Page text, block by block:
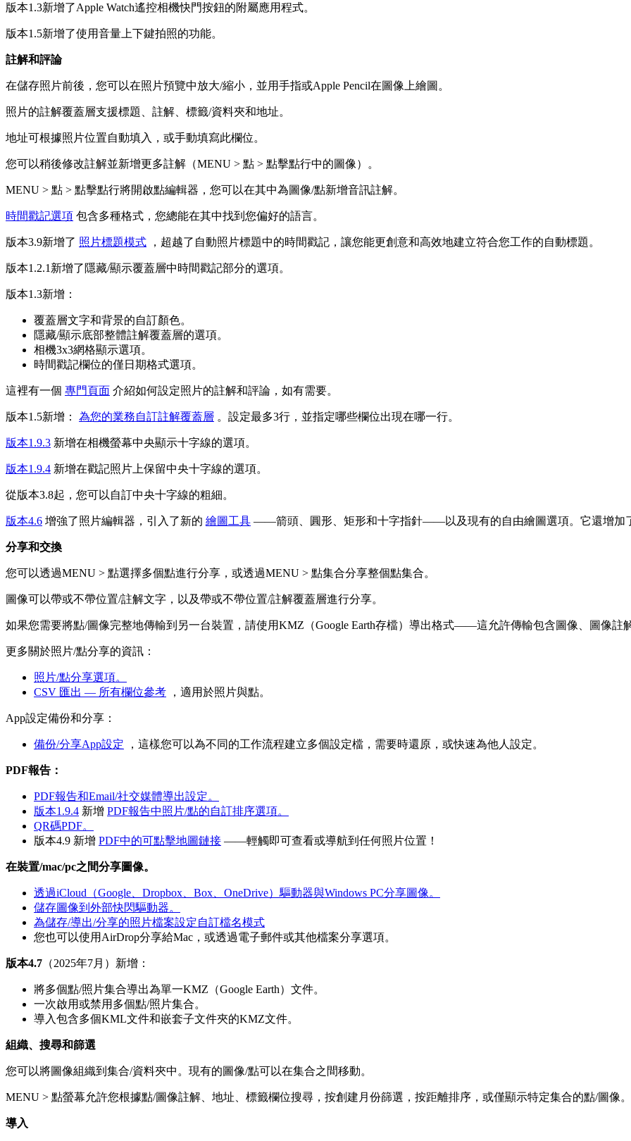
版本1.3新增了Apple Watch遙控相機快門按鈕的附屬應用程式。
版本1.5新增了使用音量上下鍵拍照的功能。
註解和評論
在儲存照片前後，您可以在照片預覽中放大/縮小，並用手指或Apple Pencil在圖像上繪圖。
照片的註解覆蓋層支援標題、註解、標籤/資料夾和地址。
地址可根據照片位置自動填入，或手動填寫此欄位。
您可以稍後修改註解並新增更多註解（MENU > 點 > 點擊點行中的圖像）。
MENU > 點 > 點擊點行將開啟點編輯器，您可以在其中為圖像/點新增音訊註解。
時間戳記選項 包含多種格式，您總能在其中找到您偏好的語言。
版本3.9新增了 照片標題模式 ，超越了自動照片標題中的時間戳記，讓您能更創意和高效地建立符合您工作的自動標題。
版本1.2.1新增了隱藏/顯示覆蓋層中時間戳記部分的選項。
版本1.3新增：
覆蓋層文字和背景的自訂顏色。
隱藏/顯示底部整體註解覆蓋層的選項。
相機3x3網格顯示選項。
時間戳記欄位的僅日期格式選項。
這裡有一個 專門頁面 介紹如何設定照片的註解和評論，如有需要。
版本1.5新增： 為您的業務自訂註解覆蓋層 。設定最多3行，並指定哪些欄位出現在哪一行。
版本1.9.3 新增在相機螢幕中央顯示十字線的選項。
版本1.9.4 新增在戳記照片上保留中央十字線的選項。
從版本3.8起，您可以自訂中央十字線的粗細。
版本4.6 增強了照片編輯器，引入了新的 繪圖工具 ——箭頭、圓形、矩形和十字指針——以及現有的自由繪圖選項。它還增加
分享和交換
您可以透過MENU > 點選擇多個點進行分享，或透過MENU > 點集合分享整個點集合。
圖像可以帶或不帶位置/註解文字，以及帶或不帶位置/註解覆蓋層進行分享。
如果您需要將點/圖像完整地傳輸到另一台裝置，請使用KMZ（Google Earth存檔）導出格式——這允許傳輸包含圖像、圖像註
更多關於照片/點分享的資訊：
照片/點分享選項。
CSV 匯出 — 所有欄位參考 ，適用於照片與點。
App設定備份和分享：
備份/分享App設定 ，這樣您可以為不同的工作流程建立多個設定檔，需要時還原，或快速為他人設定。
PDF報告：
PDF報告和Email/社交媒體導出設定。
版本1.9.4 新增 PDF報告中照片/點的自訂排序選項。
QR碼PDF。
版本4.9 新增 PDF中的可點擊地圖鏈接 ——輕觸即可查看或導航到任何照片位置！
在裝置/mac/pc之間分享圖像。
透過iCloud（Google、Dropbox、Box、OneDrive）驅動器與Windows PC分享圖像。
儲存圖像到外部快閃驅動器。
為儲存/導出/分享的照片檔案設定自訂檔名模式
您也可以使用AirDrop分享給Mac，或透過電子郵件或其他檔案分享選項。
版本4.7 （2025年7月）新增：
將多個點/照片集合導出為單一KMZ（Google Earth）文件。
一次啟用或禁用多個點/照片集合。
導入包含多個KML文件和嵌套子文件夾的KMZ文件。
組織、搜尋和篩選
您可以將圖像組織到集合/資料夾中。現有的圖像/點可以在集合之間移動。
MENU > 點螢幕允許您根據點/圖像註解、地址、標籤欄位搜尋，按創建月份篩選，按距離排序，或僅顯示特定集合的點/圖像。
導入